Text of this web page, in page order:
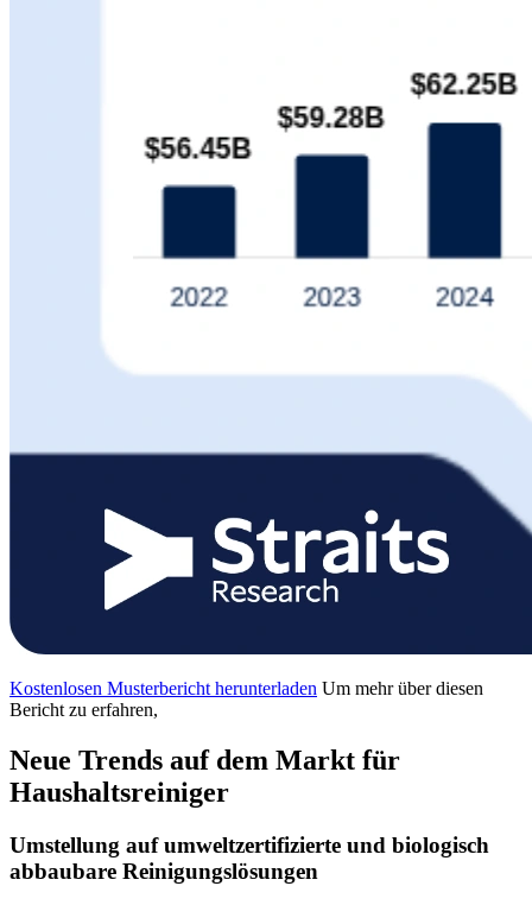
Kostenlosen Musterbericht herunterladen Um mehr über diesen
Bericht zu erfahren,
Neue Trends auf dem Markt für
Haushaltsreiniger
Umstellung auf umweltzertifizierte und biologisch
abbaubare Reinigungslösungen